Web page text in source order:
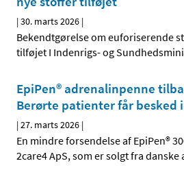
|30. marts 2026 |
Bekendtgørelse om euforiserende
tilføjet I Indenrigs- og
EpiPen® adrenalinpenne
Berørte patienter får besked
|27. marts 2026 |
En mindre forsendelse af EpiPen®
2care4 ApS, som er solgt fra